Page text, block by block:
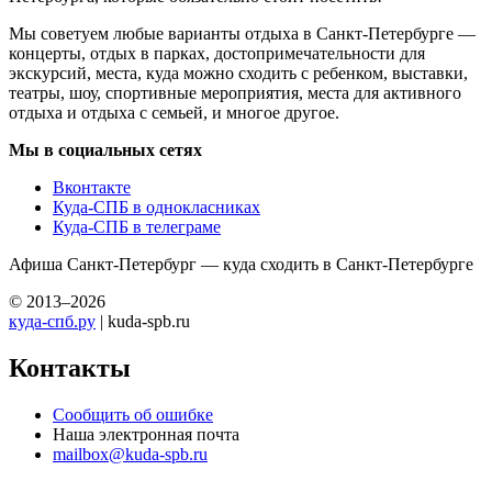
Мы советуем любые варианты отдыха в Санкт-Петербурге —
концерты, отдых в парках, достопримечательности для
экскурсий, места, куда можно сходить с ребенком, выставки,
театры, шоу, спортивные мероприятия, места для активного
отдыха и отдыха с семьей, и многое другое.
Мы в социальных сетях
Вконтакте
Куда-СПБ в однокласниках
Куда-СПБ в телеграме
Афиша Санкт-Петербург — куда сходить в Санкт-Петербурге
© 2013–2026
куда-спб.ру | kuda-spb.ru
Контакты
Сообщить об ошибке
Наша электронная почта
mailbox@kuda-spb.ru